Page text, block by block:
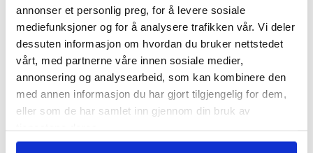
annonser et personlig preg, for å levere sosiale
mediefunksjoner og for å analysere trafikken vår. Vi deler
dessuten informasjon om hvordan du bruker nettstedet
vårt, med partnerne våre innen sosiale medier,
annonsering og analysearbeid, som kan kombinere den
med annen informasjon du har gjort tilgjengelig for dem,
eller som de har samlet inn gjennom din bruk av
12/8
Jæren, Stavanger og Flor & Fjære
Fra kr. 15 500,-